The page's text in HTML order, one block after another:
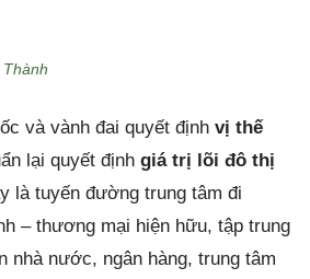
và vành đai quyết định vị thế
lại quyết định giá trị lõi đô thị
là tuyến đường trung tâm đi
– thương mại hiện hữu, tập trung
nhà nước, ngân hàng, trung tâm